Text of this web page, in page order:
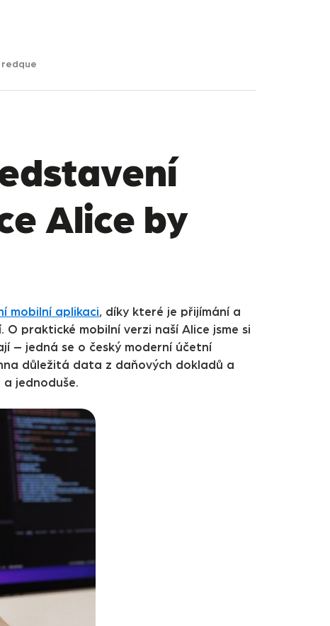
redque
Alice by
mobilní aplikaci, díky které je přijímání a
praktické mobilní verzi naší Alice jsme si
– jedná se o český moderní účetní
důležitá data z daňových dokladů a
jednoduše.